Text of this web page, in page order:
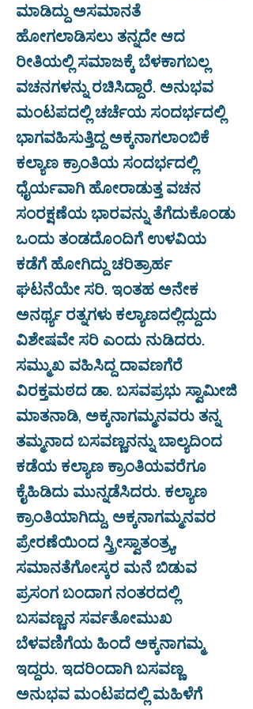
ಮಾಡಿದ್ದು ಅಸಮಾನತೆ
ಹೋಗಲಾಡಿಸಲು ತನ್ನದೇ ಆದ
ರೀತಿಯಲ್ಲಿ ಸಮಾಜಕ್ಕೆ ಬೆಳಕಾಗಬಲ್ಲ
ವಚನಗಳನ್ನು ರಚಿಸಿದ್ದಾರೆ. ಅನುಭವ
ಮಂಟಪದಲ್ಲಿ ಚರ್ಚೆಯ ಸಂದರ್ಭದಲ್ಲಿ
ಭಾಗವಹಿಸುತ್ತಿದ್ದ ಅಕ್ಕನಾಗಲಾಂಬಿಕೆ
ಕಲ್ಯಾಣ ಕ್ರಾಂತಿಯ ಸಂದರ್ಭದಲ್ಲಿ
ಧೈರ್ಯವಾಗಿ ಹೋರಾಡುತ್ತ ವಚನ
ಸಂರಕ್ಷಣೆಯ ಭಾರವನ್ನು ತೆಗೆದುಕೊಂಡು
ಒಂದು ತಂಡದೊಂದಿಗೆ ಉಳವಿಯ
ಕಡೆಗೆ ಹೋಗಿದ್ದು ಚರಿತ್ರಾರ್ಹ
ಘಟನೆಯೇ ಸರಿ. ಇಂತಹ ಅನೇಕ
ಅನರ್ಥ್ಯ ರತ್ನಗಳು ಕಲ್ಯಾಣದಲ್ಲಿದ್ದುದು
ವಿಶೇಷವೇ ಸರಿ ಎಂದು ನುಡಿದರು.
ಸಮ್ಮುಖ ವಹಿಸಿದ್ದ ದಾವಣಗೆರೆ
ವಿರಕ್ತಮಠದ ಡಾ. ಬಸವಪ್ರಭು ಸ್ವಾಮೀಜಿ
ಮಾತನಾಡಿ, ಅಕ್ಕನಾಗಮ್ಮನವರು ತನ್ನ
ತಮ್ಮನಾದ ಬಸವಣ್ಣನನ್ನು ಬಾಲ್ಯದಿಂದ
ಕಡೆಯ ಕಲ್ಯಾಣ ಕ್ರಾಂತಿಯವರೆಗೂ
ಕೈಹಿಡಿದು ಮುನ್ನಡೆಸಿದರು. ಕಲ್ಯಾಣ
ಕ್ರಾಂತಿಯಾಗಿದ್ದು, ಅಕ್ಕನಾಗಮ್ಮನವರ
ಪ್ರೇರಣೆಯಿಂದ ಸ್ತ್ರೀಸ್ವಾತಂತ್ರ್ಯ,
ಸಮಾನತೆಗೋಸ್ಕರ ಮನೆ ಬಿಡುವ
ಪ್ರಸಂಗ ಬಂದಾಗ ನಂತರದಲ್ಲಿ
ಬಸವಣ್ಣನ ಸರ್ವತೋಮುಖ
ಬೆಳವಣಿಗೆಯ ಹಿಂದೆ ಅಕ್ಕನಾಗಮ್ಮ
ಇದ್ದರು. ಇದರಿಂದಾಗಿ ಬಸವಣ್ಣ
ಅನುಭವ ಮಂಟಪದಲ್ಲಿ ಮಹಿಳೆಗೆ